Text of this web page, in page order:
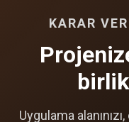
KARAR
Uygulama